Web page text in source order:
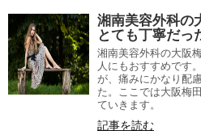
湘南美容外科の
とても丁寧だっ
湘南美容外科の大阪
人にもおすすめです
が、痛みにかなり配
た。ここでは大阪梅
ていきます。
記事を読む